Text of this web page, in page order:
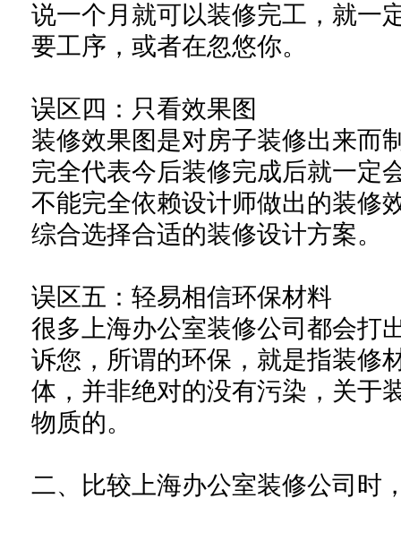
说一个月就可以装修完工，就一
要工序，或者在忽悠你。
误区四：只看效果图
装修效果图是对房子装修出来而
完全代表今后装修完成后就一定
不能完全依赖设计师做出的装修
综合选择合适的装修设计方案。
误区五：轻易相信环保材料
很多 上海办公室装修公司都会打
诉您，所谓的环保，就是指装修
体，并非绝对的没有污染，关于
物质的。
二、比较 上海办公室装修公司 时